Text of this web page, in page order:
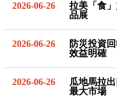
2026-06-26
拉美「食
品展
2026-06-26
防災投資
效益明確
2026-06-26
瓜地馬拉
最大市場